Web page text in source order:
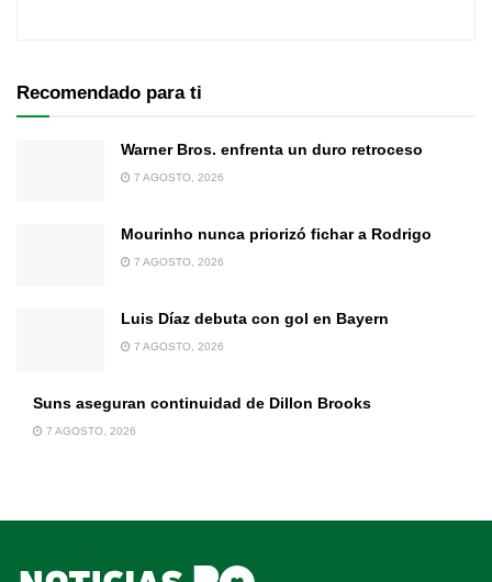
Recomendado para ti
Warner Bros. enfrenta un duro retroceso
7 AGOSTO, 2026
Mourinho nunca priorizó fichar a Rodrigo
7 AGOSTO, 2026
Luis Díaz debuta con gol en Bayern
7 AGOSTO, 2026
Suns aseguran continuidad de Dillon Brooks
7 AGOSTO, 2026